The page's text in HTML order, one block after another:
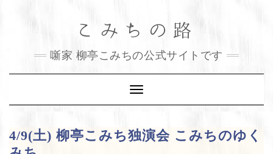
こみちの路
噺家 柳亭こみちの公式サイトです
Toggle
Navigation
4/9(土) 柳亭こみち独演会 こみちのゆく